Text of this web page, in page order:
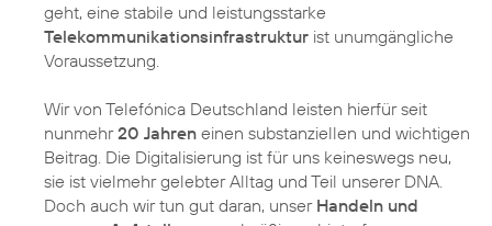
geht, eine stabile und leistungsstarke
Telekommunikationsinfrastruktur ist unumgängliche
Voraussetzung.
Wir von Telefónica Deutschland leisten hierfür seit
nunmehr20 Jahren einen substanziellen und wichtigen
Beitrag. Die Digitalisierung ist für uns keineswegs neu,
sie ist vielmehr gelebter Alltag und Teil unserer DNA.
Doch auch wir tun gut daran, unser Handeln und